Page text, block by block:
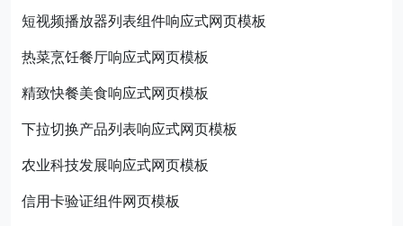
短视频播放器列表组件响应式网页模板
热菜烹饪餐厅响应式网页模板
精致快餐美食响应式网页模板
下拉切换产品列表响应式网页模板
农业科技发展响应式网页模板
信用卡验证组件网页模板